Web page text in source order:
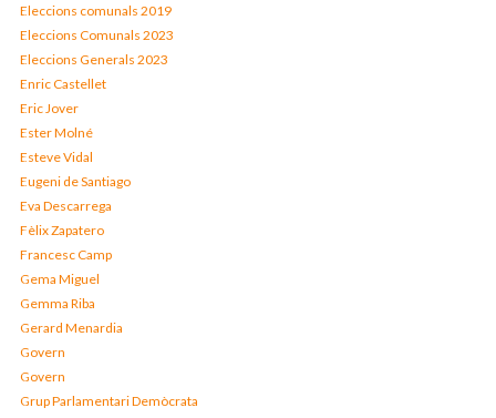
Eleccions comunals 2019
Eleccions Comunals 2023
Eleccions Generals 2023
Enric Castellet
Eric Jover
Ester Molné
Esteve Vidal
Eugeni de Santiago
Eva Descarrega
Fèlix Zapatero
Francesc Camp
Gema Miguel
Gemma Riba
Gerard Menardia
Govern
Govern
Grup Parlamentari Demòcrata